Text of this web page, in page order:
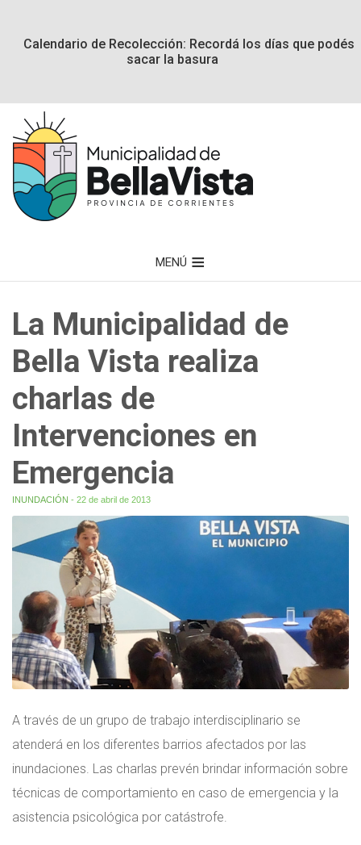
Calendario de Recolección: Recordá los días que podés
sacar la basura
MENÚ
La Municipalidad de
Bella Vista realiza
charlas de
Intervenciones en
Emergencia
INUNDACIÓN - 22 de abril de 2013
A través de un grupo de trabajo interdisciplinario se
atenderá en los diferentes barrios afectados por las
inundaciones. Las charlas prevén brindar información sobre
técnicas de comportamiento en caso de emergencia y la
asistencia psicológica por catástrofe.